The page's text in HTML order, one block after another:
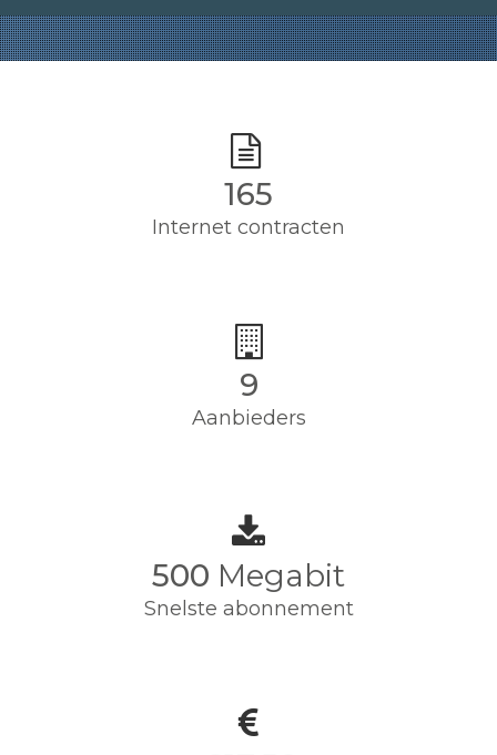
165
Internet contracten
9
Aanbieders
500 Megabit
Snelste abonnement